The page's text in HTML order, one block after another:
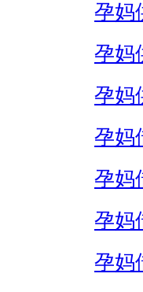
孕妈
孕妈
孕妈
孕妈
孕妈
孕妈
孕妈